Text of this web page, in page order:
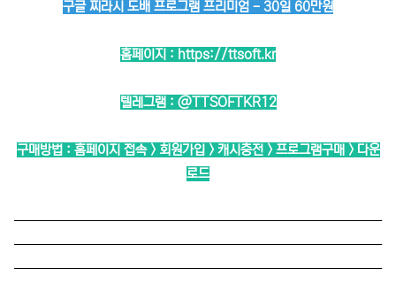
구글 찌라시 도배 프로그램 프리미엄 - 30일 60만원
홈페이지 : https://ttsoft.kr
텔레그램 : @TTSOFTKR12
구매방법 : 홈페이지 접속 > 회원가입 > 캐시충전 > 프로그램구매 > 다운
로드
──────────────────────────
──────────────────────────
──────────────────────────